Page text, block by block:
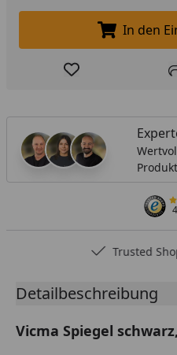
In den
Produkt zur
Trusted
Detailbeschreibung
Vicma Spiegel